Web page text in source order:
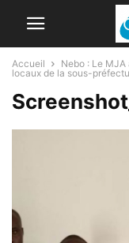
Accueil
Nebo : Le
locaux de la sous-